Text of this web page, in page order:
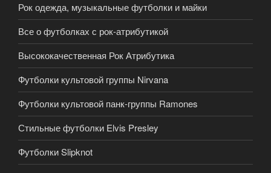
Рок одежда, музыкальные футболки и майки
Все о футболках с рок-атрибутикой
Высококачественная Рок Атрибутика
Футболки культовой группы Nirvana
Футболки культовой панк-группы Ramones
Стильные футболки Elvis Presley
Футболки Slipknot